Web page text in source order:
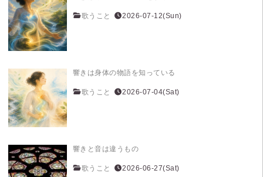
歌うこと 2026-07-12(Sun)
響きは身体の物語を知っている
歌うこと 2026-07-04(Sat)
響きと音は違うもの
歌うこと 2026-06-27(Sat)